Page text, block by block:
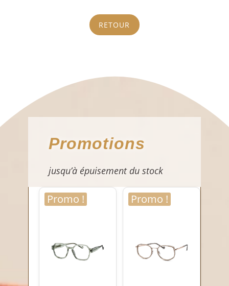
RETOUR
Promotions
jusqu’à épuisement du stock
Promo ! Promo !